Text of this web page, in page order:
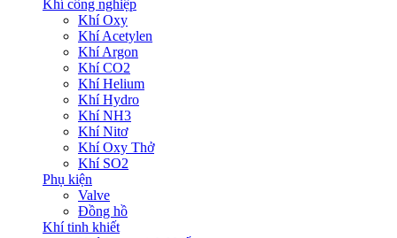
Khí công nghiệp
Khí Oxy
Khí Acetylen
Khí Argon
Khí CO2
Khí Helium
Khí Hydro
Khí NH3
Khí Nitơ
Khí Oxy Thở
Khí SO2
Phụ kiện
Valve
Đồng hồ
Khí tinh khiết